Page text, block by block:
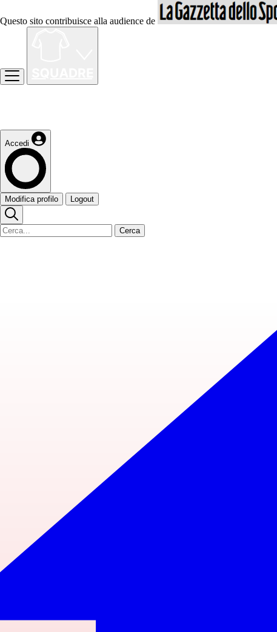
Questo sito contribuisce alla audience de
Accedi
Modifica profilo Logout
Cerca